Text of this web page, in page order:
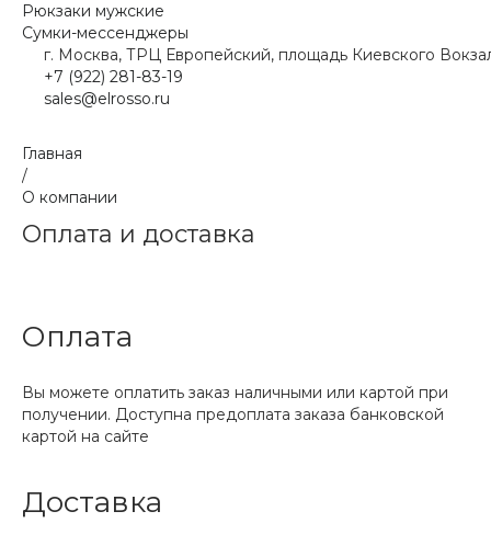
Рюкзаки мужские
Сумки-мессенджеры
г. Москва, ТРЦ Европейский, площадь Киевского
+7 (922) 281-83-19
sales@elrosso.ru
Главная
/
О компании
Оплата и доставка
Оплата
Вы можете оплатить заказ наличными или картой при
получении. Доступна предоплата заказа банковской
картой на сайте
Доставка